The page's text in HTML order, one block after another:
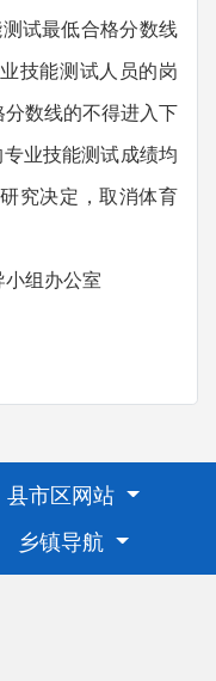
试最低合格分数线
技能测试人员的岗
数线的不得进入下
业技能测试成绩均
究决定，取消体育
组办公室
县市区网站
乡镇导航